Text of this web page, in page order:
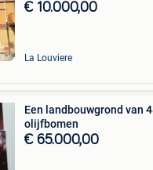
€ 10.000,00
La Louviere
Een landbouwgrond van
olijfbomen
€ 65.000,00